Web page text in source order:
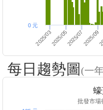
2025/032025/052025/072025/09
0 元
每日趨勢圖 (一
批發市場